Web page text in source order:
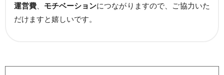
運営費、 モチベーションにつながりますので、ご協力いた
だけますと嬉しいです。